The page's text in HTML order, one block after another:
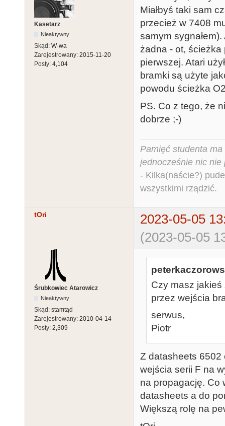
Kasetarz
Nieaktywny
Skąd: W-wa
Zarejestrowany: 2015-11-20
Posty: 4,104
Miałbyś taki sam
przecież w 7408
samym
żadna - ot,
pierwszej. Atari
bramki są użyte
powodu ścieżka
PS. Co z tego, że
dobrze ;-)
Pamięć studenta
jednocześnie nic nie
- Kilka(naście?)
wszystkimi rządzić.
tOri
2023-05-05
(2023-05-05
Śrubkowiec Atarowicz
Nieaktywny
Skąd: stamtąd
Zarejestrowany: 2010-04-14
Posty: 2,309
Czy masz
przez wejścia
serwus,
Piotr
Z datasheets 6502
wejścia serii F na
na propagację. Co
datasheets a do
Większą rolę na